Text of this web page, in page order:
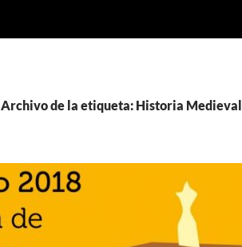
Archivo de la etiqueta: Historia Medieval